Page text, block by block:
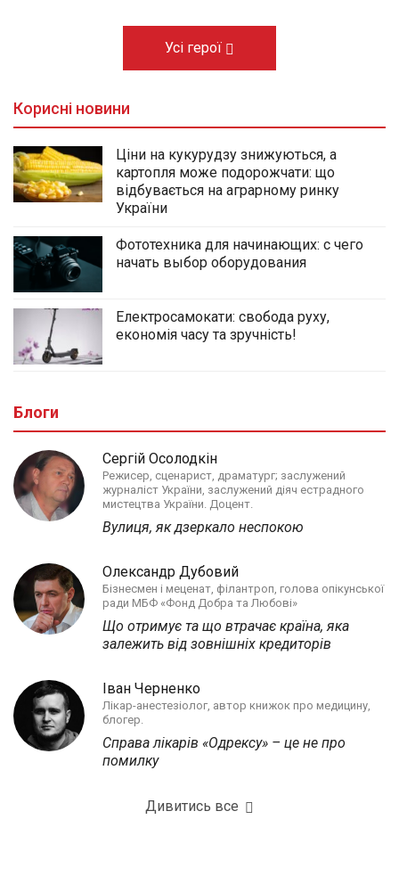
Усі герої
Корисні новини
Ціни на кукурудзу знижуються, а
картопля може подорожчати: що
відбувається на аграрному ринку
України
Фототехника для начинающих: с чего
начать выбор оборудования
Електросамокати: свобода руху,
економія часу та зручність!
Блоги
Сергій Осолодкін
Режисер, сценарист, драматург; заслужений
журналіст України, заслужений діяч естрадного
мистецтва України. Доцент.
Вулиця, як дзеркало неспокою
Олександр Дубовий
Бізнесмен і меценат, філантроп, голова опікунської
ради МБФ «Фонд Добра та Любові»
Що отримує та що втрачає країна, яка
залежить від зовнішніх кредиторів
Іван Черненко
Лікар-анестезіолог, автор книжок про медицину,
блогер.
Справа лікарів «Одрексу» – це не про
помилку
Дивитись все